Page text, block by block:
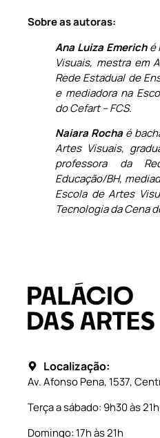
Sobre as autoras:
Ana Luiza Emeriché
Visuais, mestra em
Rede Estadual de
e mediadora na
do Cefart – FCS.
Naiara Rochaé
Artes Visuais,
professora da
Educação/BH,
Escola de Artes
Tecnologia da Cena
Localização:
Av. Afonso Pena, 1537,
Terça a sábado: 9h30 às 21h
Domingo: 17h às 21h